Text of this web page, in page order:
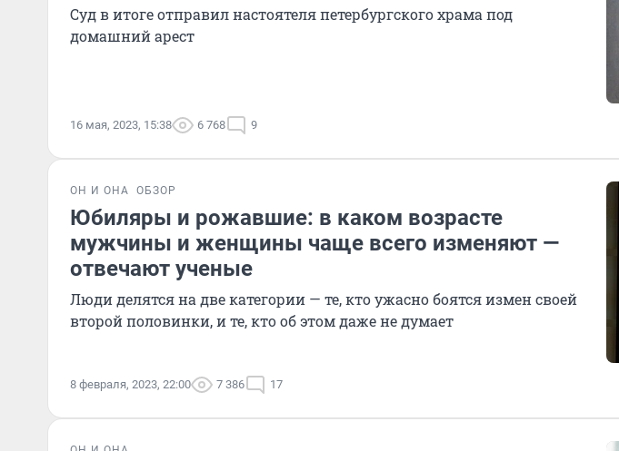
Суд в итоге отправил настоятеля петербургского храма под
домашний арест
16 мая, 2023, 15:38 6 768 9
ОН И ОНА ОБЗОР
Юбиляры и рожавшие: в каком возрасте
мужчины и женщины чаще всего изменяют —
отвечают ученые
Люди делятся на две категории — те, кто ужасно боятся измен своей
второй половинки, и те, кто об этом даже не думает
8 февраля, 2023, 22:00 7 386 17